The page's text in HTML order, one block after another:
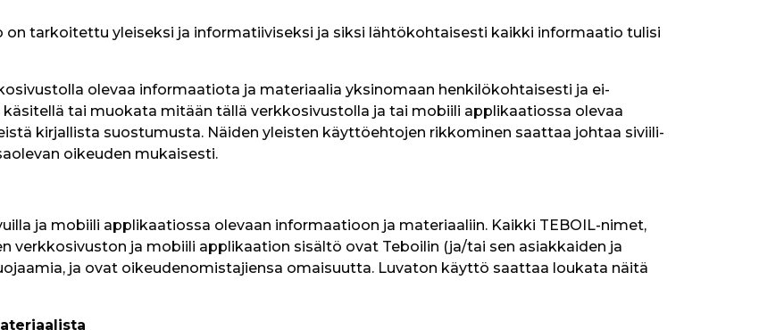
tarkoitettu yleiseksi ja informatiiviseksi ja siksi lähtökohtaisesti kaikki informaatio tulisi
olevaa informaatiota ja materiaalia yksinomaan henkilökohtaisesti ja ei-
tai muokata mitään tällä verkkosivustolla ja tai mobiili applikaatiossa olevaa
kirjallista suostumusta. Näiden yleisten käyttöehtojen rikkominen saattaa johtaa siviili-
oikeuden mukaisesti.
ja mobiili applikaatiossa olevaan informaatioon ja materiaaliin. Kaikki TEBOIL-nimet,
verkkosivuston ja mobiili applikaation sisältö ovat Teboilin (ja/tai sen asiakkaiden ja
ja ovat oikeudenomistajiensa omaisuutta. Luvaton käyttö saattaa loukata näitä